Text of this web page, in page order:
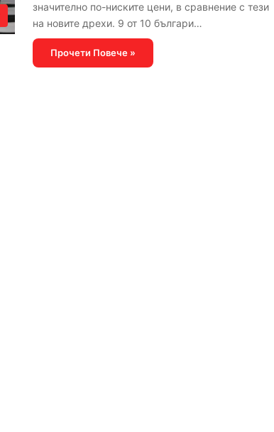
значително по-ниските цени, в сравнение с тези
на новите дрехи. 9 от 10 българи…
Прочети Повече »